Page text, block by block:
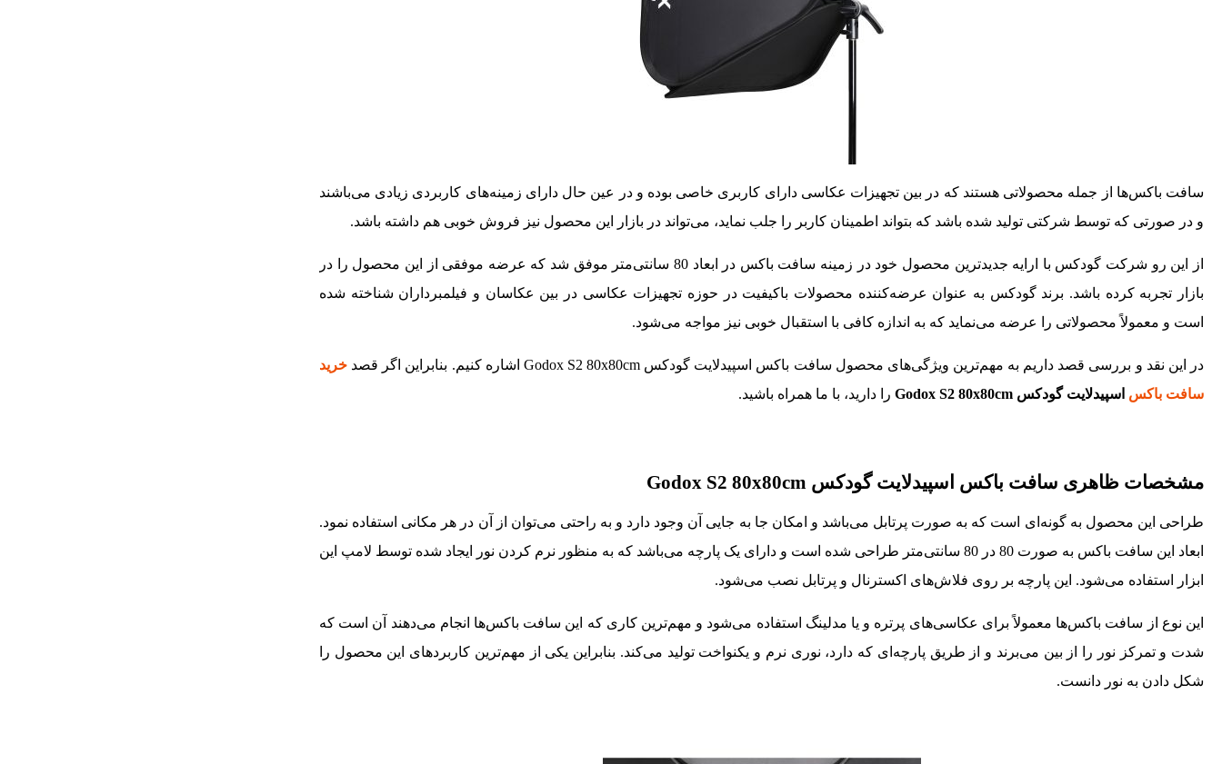
سافت باکس‌ها از جمله محصولاتی هستند که در بین تجهیزات عکاسی دارای کاربری خاصی بوده و در عین حال دارای زمینه‌های کاربردی زیادی می‌باشند
و در صورتی که توسط شرکتی تولید شده باشد که بتواند اطمینان کاربر را جلب نماید، می‌تواند در بازار این محصول نیز فروش خوبی هم داشته باشد.
از این رو شرکت گودکس با ارایه جدیدترین محصول خود در زمینه سافت باکس در ابعاد 80 سانتی‌متر موفق شد که عرضه موفقی از این محصول را در
بازار تجربه کرده باشد. برند گودکس به عنوان عرضه‌کننده محصولات باکیفیت در حوزه تجهیزات عکاسی در بین عکاسان و فیلمبرداران شناخته شده
است و معمولاً محصولاتی را عرضه می‌نماید که به اندازه کافی با استقبال خوبی نیز مواجه می‌شود.
در این نقد و بررسی قصد داریم به مهم‌ترین ویژگی‌های محصول سافت باکس اسپیدلایت گودکس Godox S2 80x80cm اشاره کنیم. بنابراین اگر قصد
خرید
سافت باکس اسپیدلایت گودکس Godox S2 80x80cm را دارید، با ما همراه باشید.
مشخصات ظاهری سافت باکس اسپیدلایت گودکس Godox S2 80x80cm
طراحی این محصول به گونه‌ای است که به صورت پرتابل می‌باشد و امکان جا به جایی آن وجود دارد و به راحتی می‌توان از آن در هر مکانی استفاده نمود.
ابعاد این سافت باکس به صورت 80 در 80 سانتی‌متر طراحی شده است و دارای یک پارچه می‌باشد که به منظور نرم کردن نور ایجاد شده توسط لامپ این
ابزار استفاده می‌شود. این پارچه بر روی فلاش‌های اکسترنال و پرتابل نصب می‌شود.
این نوع از سافت باکس‌ها معمولاً برای عکاسی‌های پرتره و یا مدلینگ استفاده می‌شود و مهم‌ترین کاری که این سافت باکس‌ها انجام می‌دهند آن است که
شدت و تمرکز نور را از بین می‌برند و از طریق پارچه‌ای که دارد، نوری نرم و یکنواخت تولید می‌کند. بنابراین یکی از مهم‌ترین کاربردهای این محصول را
شکل دادن به نور دانست.